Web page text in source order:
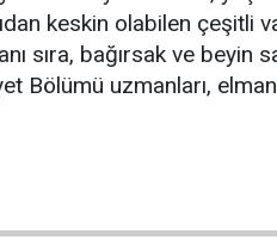
keskin olabilen çeşitli
sıra, bağırsak ve beyin
Bölümü uzmanları,